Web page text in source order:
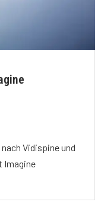
Vidispine und
Imagine